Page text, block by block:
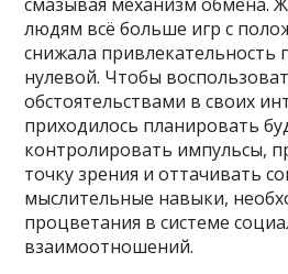
людям всё больше игр с
снижала привлекательность
нулевой. Чтобы
обстоятельствами в своих
приходилось планировать
контролировать импульсы,
точку зрения и оттачивать
мыслительные навыки,
процветания в системе
взаимоотношений.